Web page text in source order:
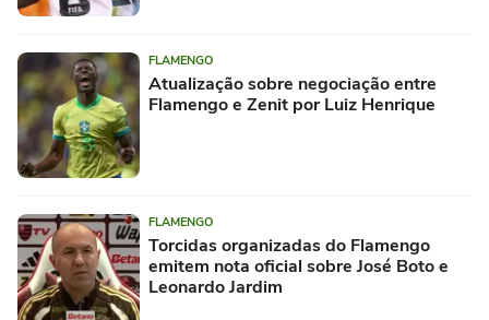
FLAMENGO
Atualização sobre negociação entre
Flamengo e Zenit por Luiz Henrique
FLAMENGO
Torcidas organizadas do Flamengo
emitem nota oficial sobre José Boto e
Leonardo Jardim